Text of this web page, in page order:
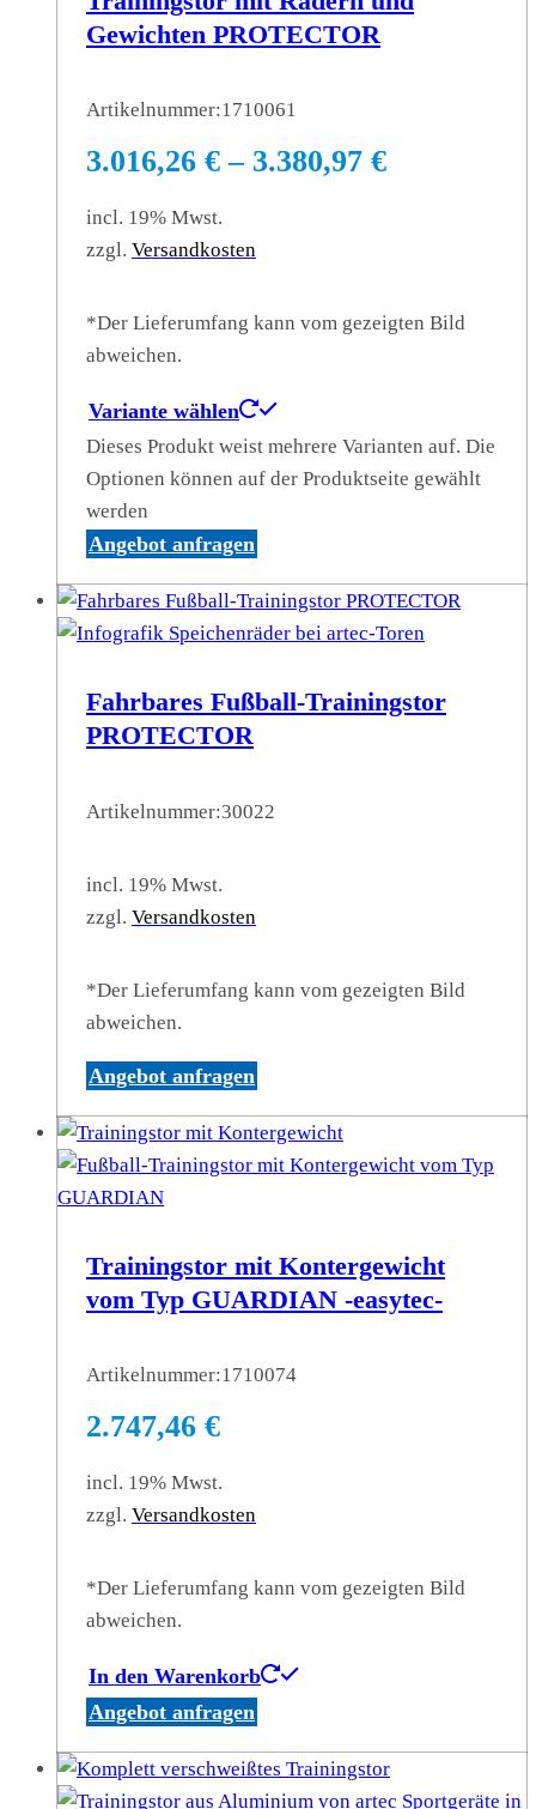
Gewichten PROTECTOR
Artikelnummer:1710061
3.016,26 € – 3.380,97 €
incl. 19% Mwst.
zzgl. Versandkosten
*Der Lieferumfang kann vom gezeigten Bild
abweichen.
Variante wählen
Dieses Produkt weist mehrere Varianten auf. Die
Optionen können auf der Produktseite gewählt
werden
Angebot anfragen
Fahrbares Fußball-Trainingstor
PROTECTOR
Artikelnummer:30022
incl. 19% Mwst.
zzgl. Versandkosten
*Der Lieferumfang kann vom gezeigten Bild
abweichen.
Angebot anfragen
Trainingstor mit Kontergewicht
vom Typ GUARDIAN -easytec-
Artikelnummer:1710074
2.747,46 €
incl. 19% Mwst.
zzgl. Versandkosten
*Der Lieferumfang kann vom gezeigten Bild
abweichen.
In den Warenkorb
Angebot anfragen